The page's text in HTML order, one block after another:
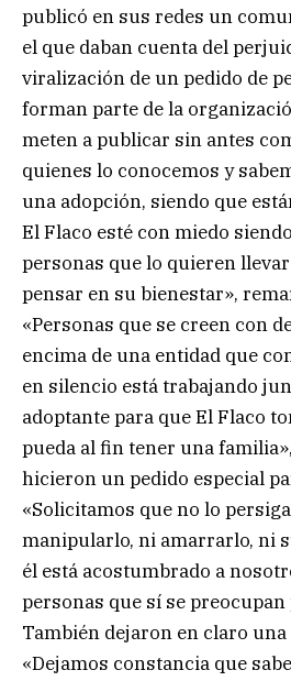
publicó en sus redes un
el que daban cuenta del
viralización de un pedido de
forman parte de la
meten a publicar sin antes
quienes lo conocemos y
una adopción, siendo que
El Flaco esté con miedo
personas que lo quieren
pensar en su bienestar»,
«Personas que se creen con
encima de una entidad que
en silencio está trabajando
adoptante para que El Flaco
pueda al fin tener una
hicieron un pedido especial
«Solicitamos que no lo
manipularlo, ni amarrarlo, ni
él está acostumbrado a
personas que sí se
También dejaron en claro
«Dejamos constancia que